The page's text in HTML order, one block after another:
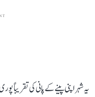
یہ شہر اپنی پینے کے پانی کی